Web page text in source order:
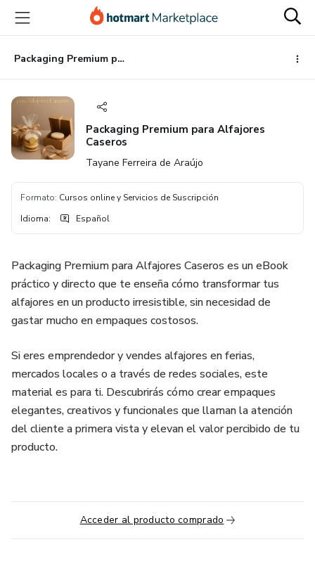
principal
página
de
página
Packaging Premium para Alfajores Caseros
Packaging Premium para Alfajores
Caseros
Tayane Ferreira de Araújo
Formato: Cursos online y Servicios de Suscripción
Idioma: Español
Packaging Premium para Alfajores Caseros es un eBook
práctico y directo que te enseña cómo transformar tus
alfajores en un producto irresistible, sin necesidad de
gastar mucho en empaques costosos.
Si eres emprendedor y vendes alfajores en ferias,
mercados locales o a través de redes sociales, este
material es para ti. Descubrirás cómo crear empaques
elegantes, creativos y funcionales que llaman la atención
del cliente a primera vista y elevan el valor percibido de tu
producto.
Acceder al producto comprado